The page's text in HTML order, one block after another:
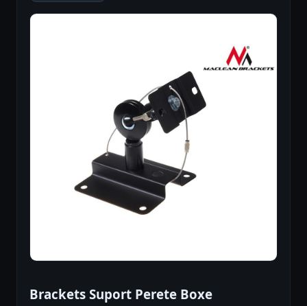
Brackets Suport Perete Boxe